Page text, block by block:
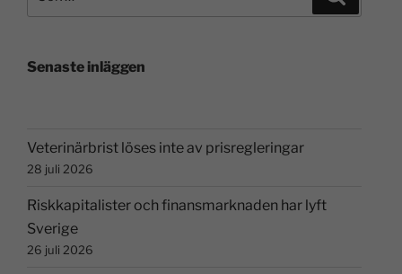
Senaste inläggen
Veterinärbrist löses inte av prisregleringar
28 juli 2026
Riskkapitalister och finansmarknaden har lyft
Sverige
26 juli 2026